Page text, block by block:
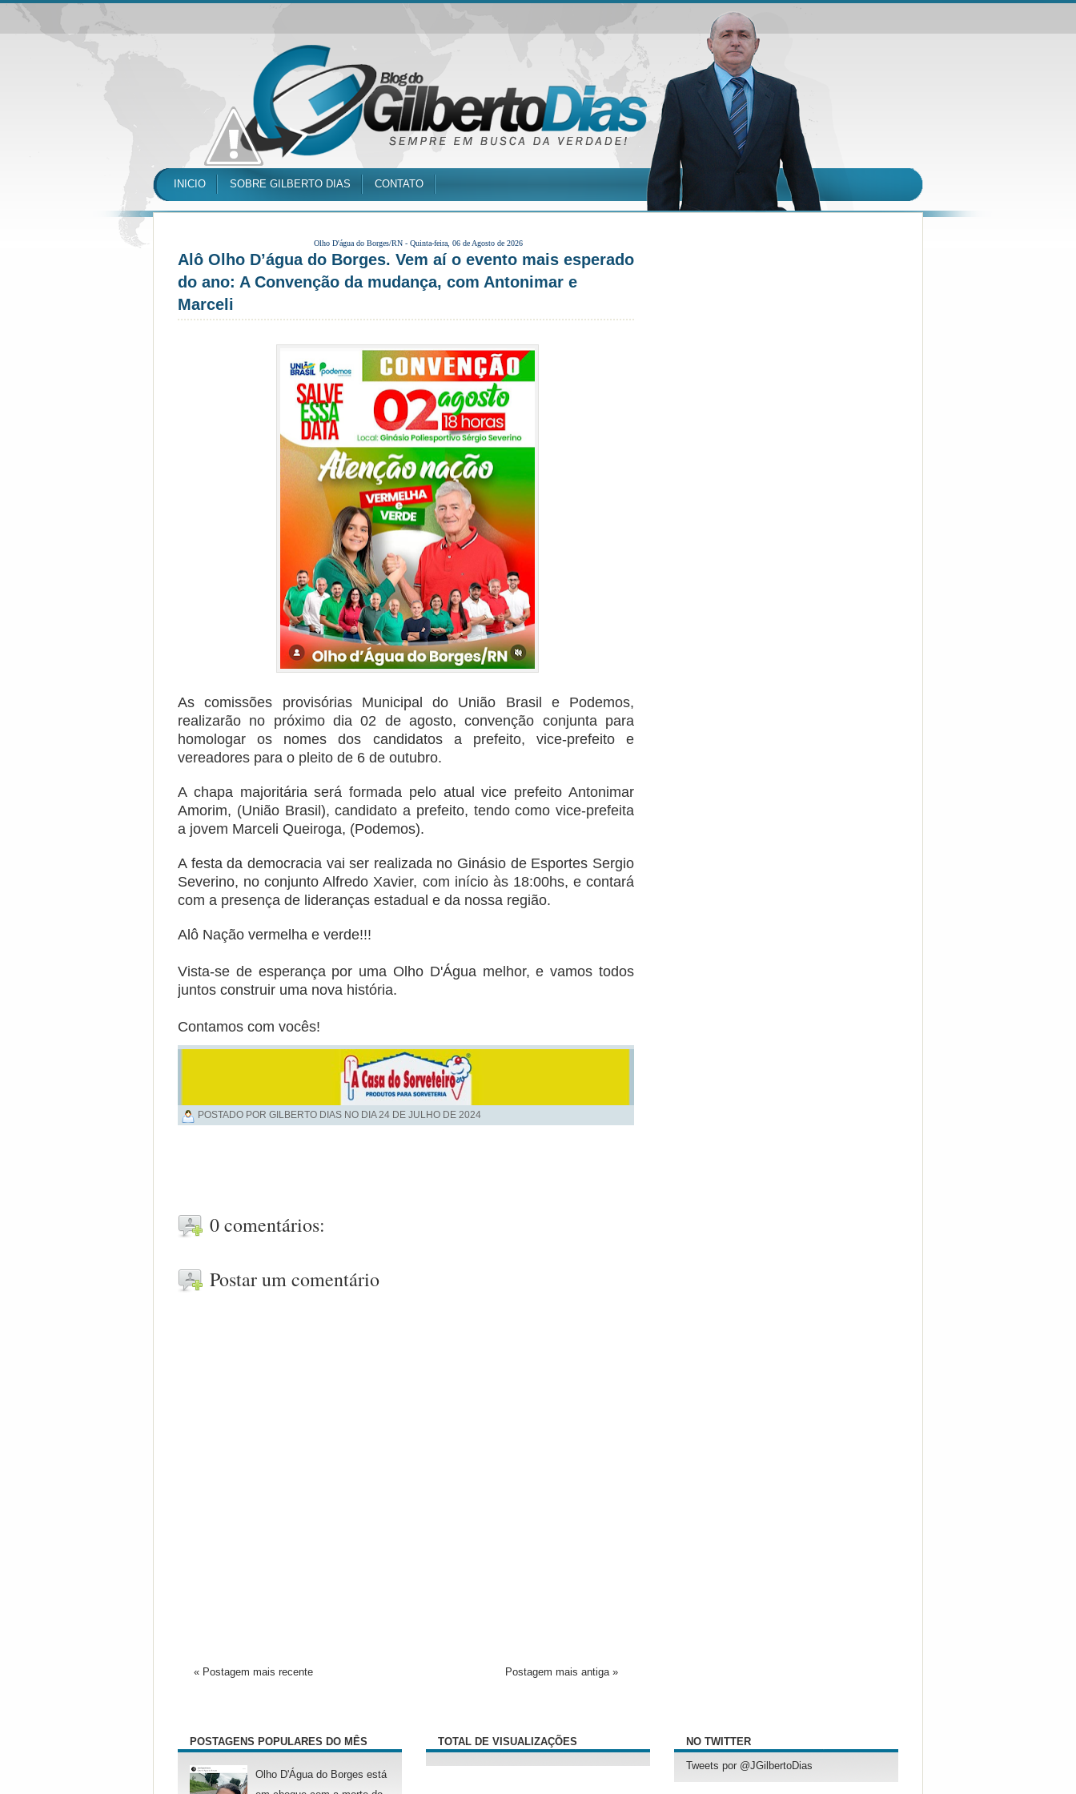
INICIO SOBRE GILBERTO DIAS CONTATO
Olho D'água do Borges/RN - Quinta-feira, 06 de Agosto de 2026
Alô Olho D’água do Borges. Vem aí o evento mais esperado
do ano: A Convenção da mudança, com Antonimar e
Marceli
As comissões provisórias Municipal do União Brasil e Podemos,
realizarão no próximo dia 02 de agosto, convenção conjunta para
homologar os nomes dos candidatos a prefeito, vice-prefeito e
vereadores para o pleito de 6 de outubro.
A chapa majoritária será formada pelo atual vice prefeito Antonimar
Amorim, (União Brasil), candidato a prefeito, tendo como vice-prefeita
a jovem Marceli Queiroga, (Podemos).
A festa da democracia vai ser realizada no Ginásio de Esportes Sergio
Severino, no conjunto Alfredo Xavier, com início às 18:00hs, e contará
com a presença de lideranças estadual e da nossa região.
Alô Nação vermelha e verde!!!
Vista-se de esperança por uma Olho D'Água melhor, e vamos todos
juntos construir uma nova história.
Contamos com vocês!
POSTADO POR GILBERTO DIAS NO DIA 24 DE JULHO DE 2024
0 comentários:
Postar um comentário
« Postagem mais recente Postagem mais antiga »
POSTAGENS POPULARES DO MÊS
Olho D'Água do Borges está
TOTAL DE VISUALIZAÇÕES NO TWITTER
Tweets por @JGilbertoDias